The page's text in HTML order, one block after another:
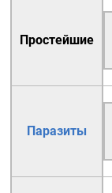
Простейшие
Паразиты